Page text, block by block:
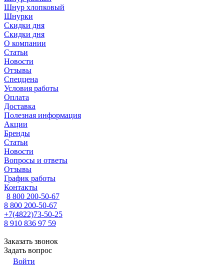
Шнур хлопковый
Шнурки
Скидки дня
Скидки дня
О компании
Статьи
Новости
Отзывы
Спеццена
Условия работы
Оплата
Доставка
Полезная информация
Акции
Бренды
Статьи
Новости
Вопросы и ответы
Отзывы
График работы
Контакты
8 800 200-50-67
8 800 200-50-67
+7(4822)73-50-25
8 910 836 97 59
Заказать звонок
Задать вопрос
Войти